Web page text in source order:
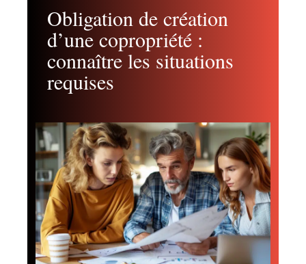
Obligation de création
d’une copropriété :
connaître les situations
requises